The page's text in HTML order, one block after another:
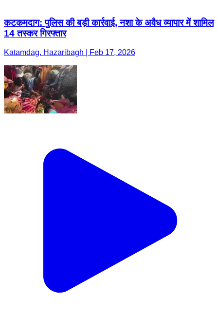
कटकमदाग: पुलिस की बड़ी कार्रवाई, नशा के अवैध व्यापार में शामिल
14 तस्कर गिरफ्तार
Katamdag, Hazaribagh | Feb 17, 2026